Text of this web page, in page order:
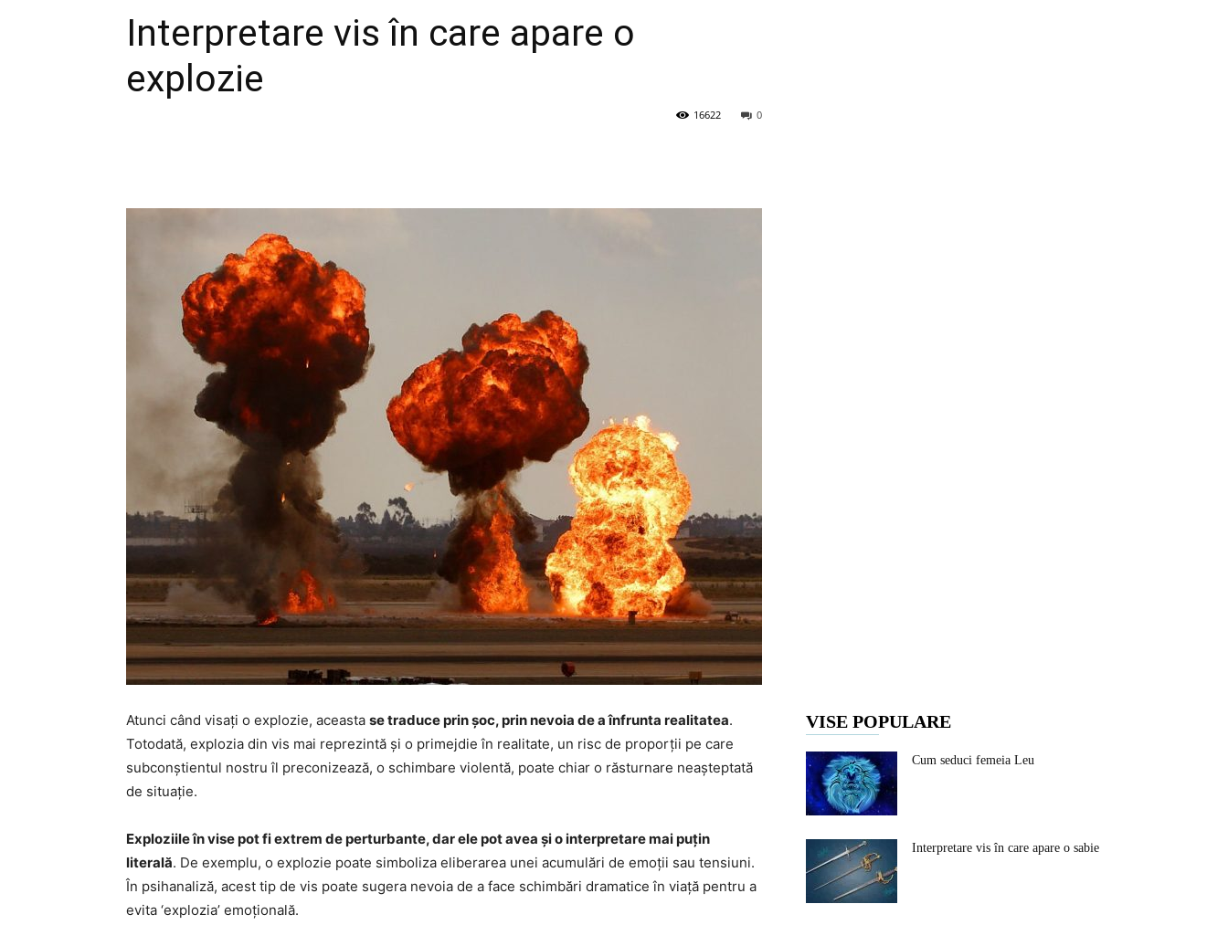
Interpretare vis în care apare o
explozie
0
16622
Atunci când visați o explozie, aceasta se traduce prin șoc, prin nevoia de a înfrunta realitatea.
Totodată, explozia din vis mai reprezintă și o primejdie în realitate, un risc de proporții pe care
subconștientul nostru îl preconizează, o schimbare violentă, poate chiar o răsturnare neașteptată
de situație.
Exploziile în vise pot fi extrem de perturbante, dar ele pot avea și o interpretare mai puțin
literală. De exemplu, o explozie poate simboliza eliberarea unei acumulări de emoții sau tensiuni.
În psihanaliză, acest tip de vis poate sugera nevoia de a face schimbări dramatice în viață pentru a
evita ‘explozia’ emoțională.
VISE POPULARE
Cum seduci femeia Leu
Interpretare vis în care apare o sabie